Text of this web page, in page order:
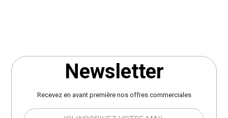
Newsletter
Recevez en avant première nos offres commerciales